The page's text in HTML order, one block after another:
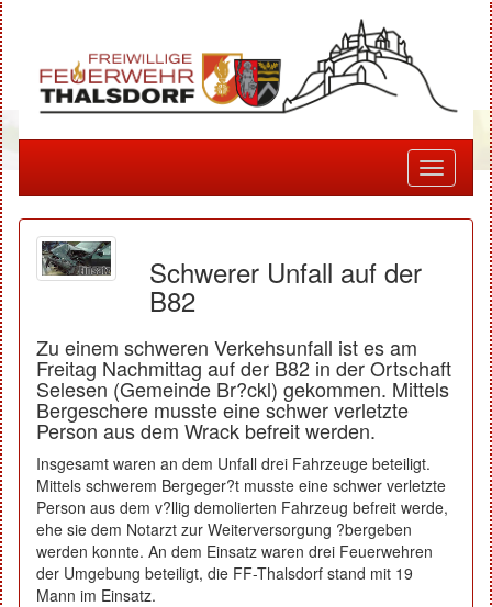
Toggle
Schwerer Unfall auf der
B82
Zu einem schweren Verkehsunfall ist es am
Freitag Nachmittag auf der B82 in der Ortschaft
Selesen (Gemeinde Br?ckl) gekommen. Mittels
Bergeschere musste eine schwer verletzte
Person aus dem Wrack befreit werden.
Insgesamt waren an dem Unfall drei Fahrzeuge beteiligt.
Mittels schwerem Bergeger?t musste eine schwer verletzte
Person aus dem v?llig demolierten Fahrzeug befreit werde,
ehe sie dem Notarzt zur Weiterversorgung ?bergeben
werden konnte. An dem Einsatz waren drei Feuerwehren
der Umgebung beteiligt, die FF-Thalsdorf stand mit 19
Mann im Einsatz.